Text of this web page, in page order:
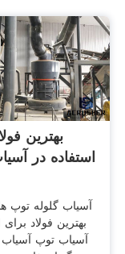
بهترین
استفاده در
آسیاب گلوله توپ
بهترین فولاد برای
آسیاب توپ آسیاب